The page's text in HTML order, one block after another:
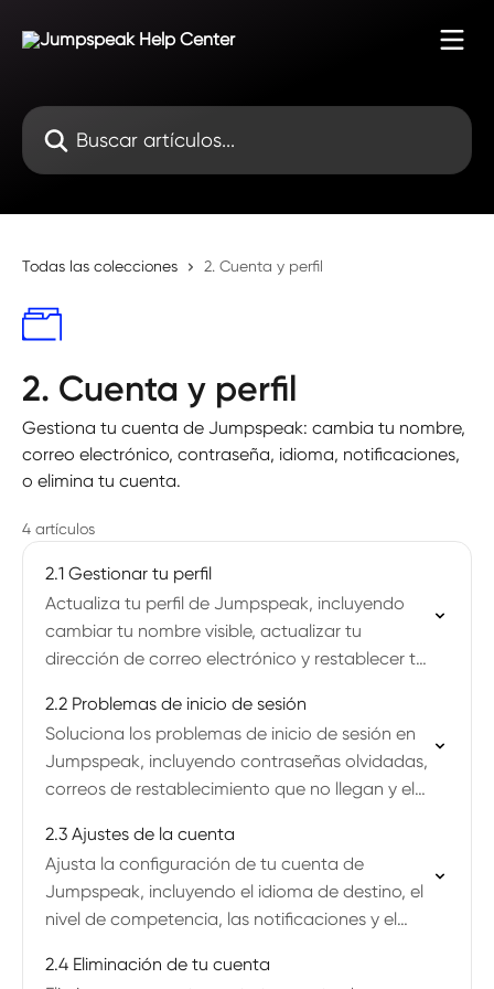
Buscar artículos...
Todas las colecciones 2. Cuenta y perfil
2. Cuenta y perfil
Gestiona tu cuenta de Jumpspeak: cambia tu nombre,
correo electrónico, contraseña, idioma, notificaciones,
o elimina tu cuenta.
4 artículos
2.1 Gestionar tu perfil
Actualiza tu perfil de Jumpspeak, incluyendo
cambiar tu nombre visible, actualizar tu
dirección de correo electrónico y restablecer tu
2.2 Problemas de inicio de sesión
Soluciona los problemas de inicio de sesión en
Jumpspeak, incluyendo contraseñas olvidadas,
correos de restablecimiento que no llegan y el
2.3 Ajustes de la cuenta
Ajusta la configuración de tu cuenta de
Jumpspeak, incluyendo el idioma de destino, el
nivel de competencia, las notificaciones y el
2.4 Eliminación de tu cuenta